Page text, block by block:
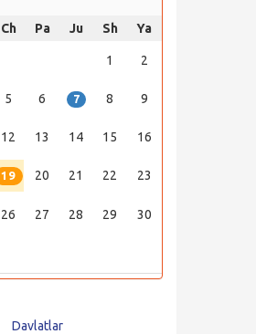
Ch Pa Ju Sh Ya
1 2
5 6 7 8 9
12 13 14 15 16
19 20 21 22 23
26 27 28 29 30
Davlatlar